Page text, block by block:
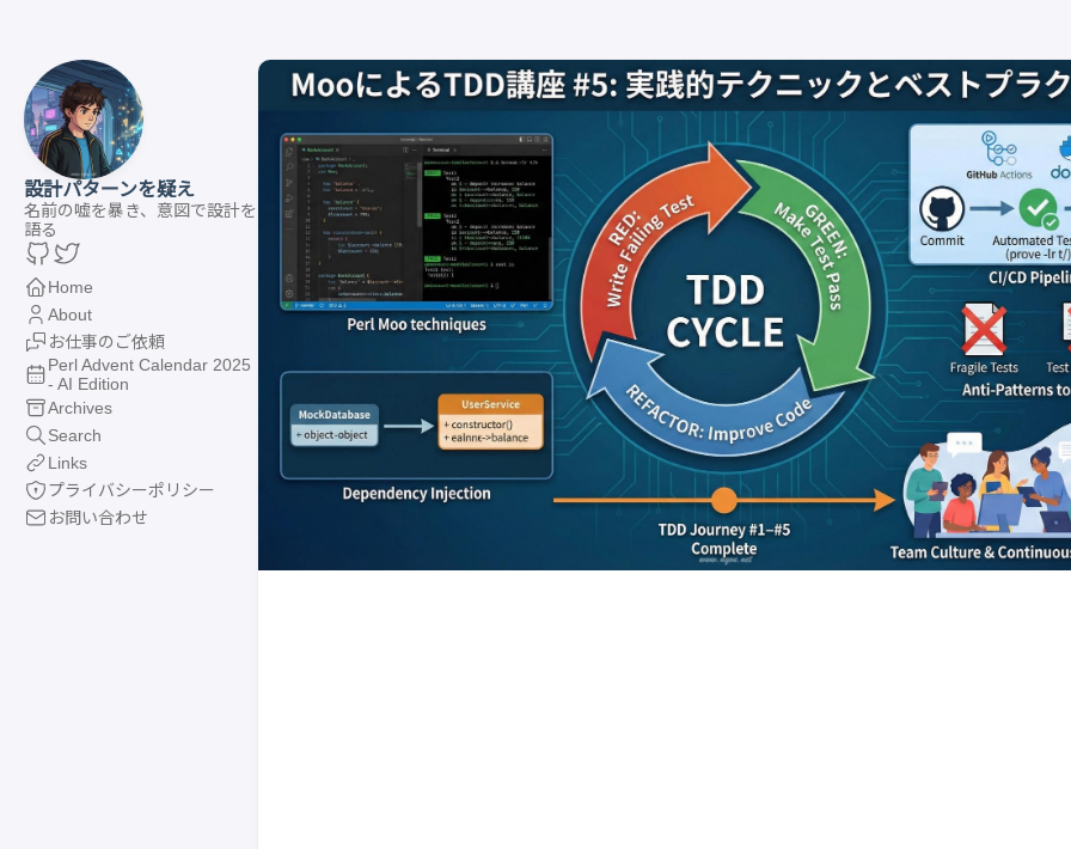
設計パターンを疑え
名前の嘘を暴き、意図で設計を
語る
Home
About
お仕事のご依頼
Perl Advent Calendar 2025
- AI Edition
Archives
Search
Links
プライバシーポリシー
お問い合わせ